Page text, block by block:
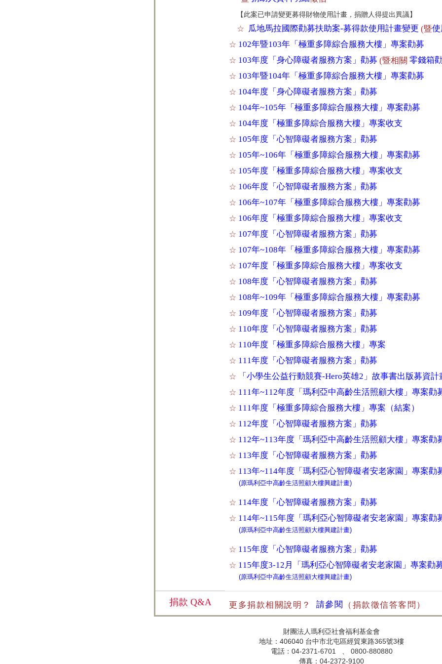
【此案已申請變更募得財物使用計畫，捐贈人得提出異議】
☆ 瓜地馬拉國際勸募扶助案-募得款使用計畫變更 (暨
☆ 102年暨103年「極重多障綜合服務大樓」專案勸募
☆ 103年度「身心障礙者服務方案」勸募 (暨相關 零錢箱
☆ 103年暨104年「極重多障綜合服務大樓」專案勸募
☆ 104年度「身心障礙者服務方案」勸募
☆ 104年~105年「極重多障綜合服務大樓」專案勸募
☆ 104年度「極重多障綜合服務大樓」專案收支
☆ 105年度「心智障礙者服務方案」勸募
☆ 105年~106年「極重多障綜合服務大樓」專案勸募
☆ 105年度「極重多障綜合服務大樓」專案收支
☆ 106年度「心智障礙者服務方案」勸募
☆ 106年~107年「極重多障綜合服務大樓」專案勸募
☆ 106年度「極重多障綜合服務大樓」專案收支
☆ 107年度「心智障礙者服務方案」勸募
☆ 107年~108年「極重多障綜合服務大樓」專案勸募
☆ 107年度「極重多障綜合服務大樓」專案收支
☆ 108年度「心智障礙者服務方案」勸募
☆ 108年~109年「極重多障綜合服務大樓」專案勸募
☆ 109年度「心智障礙者服務方案」勸募
☆ 110年度「心智障礙者服務方案」勸募
☆ 110年度「極重多障綜合服務大樓」專案
☆ 111年度「心智障礙者服務方案」勸募
☆ 「小學生公益行動競賽-Hero英雄2」故事書出版募資計
☆ 111年~112年度「瑪利亞中高齡生活照顧大樓」專案勸
☆ 111年度「極重多障綜合服務大樓」專案（結案）
☆ 112年度「心智障礙者服務方案」勸募
☆ 112年~113年度「瑪利亞中高齡生活照顧大樓」專案勸
☆ 113年度「心智障礙者服務方案」勸募
☆ 113年~114年度「瑪利亞心智障礙者安老家園」專案勸
(原瑪利亞中高齡生活照顧大樓興建計畫)
☆ 114年度「心智障礙者服務方案」勸募
☆ 114年~115年度「瑪利亞心智障礙者安老家園」專案勸
(原瑪利亞中高齡生活照顧大樓興建計畫)
☆ 115年度「心智障礙者服務方案」勸募
☆ 115年度3-12月「瑪利亞心智障礙者安老家園」專案勸
(原瑪利亞中高齡生活照顧大樓興建計畫)
捐款 Q&A 更多捐款相關說明？ 請參閱 （捐款徵信答客問）
財團法人瑪利亞社會福利基金會
地址：406040 台中市北屯區經貿東路365號3樓
電話：04-2371-6701 、 0800-880880
傳真：04-2372-9100